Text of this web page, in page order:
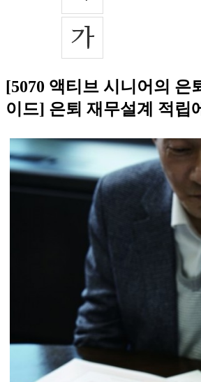
[5070 액티브 시니어의 은
이드] 은퇴 재무설계 적